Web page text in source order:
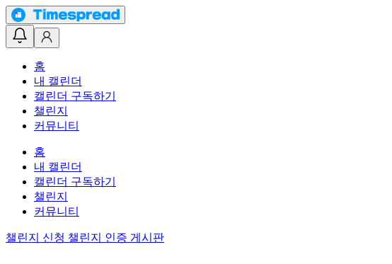
홈
내 캘린더
캘린더 구독하기
챌린지
커뮤니티
홈
내 캘린더
캘린더 구독하기
챌린지
커뮤니티
챌린지 신청 챌린지 인증 게시판